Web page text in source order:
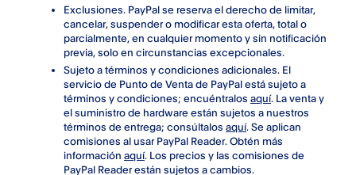
Exclusiones. PayPal se reserva el derecho de limitar,
cancelar, suspender o modificar esta oferta, total o
parcialmente, en cualquier momento y sin notificación
previa, solo en circunstancias excepcionales.
Sujeto a términos y condiciones adicionales. El
servicio de Punto de Venta de PayPal está sujeto a
términos y condiciones; encuéntralos aquí. La venta y
el suministro de hardware están sujetos a nuestros
términos de entrega; consúltalos aquí. Se aplican
comisiones al usar PayPal Reader. Obtén más
información aquí. Los precios y las comisiones de
PayPal Reader están sujetos a cambios.